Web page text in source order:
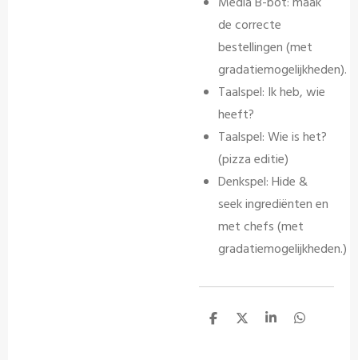
de correcte
bestellingen (met
gradatiemogelijkheden).
Taalspel: Ik heb, wie
heeft?
Taalspel: Wie is het?
(pizza editie)
Denkspel: Hide &
seek ingrediënten en
met chefs (met
gradatiemogelijkheden.)
D D S D